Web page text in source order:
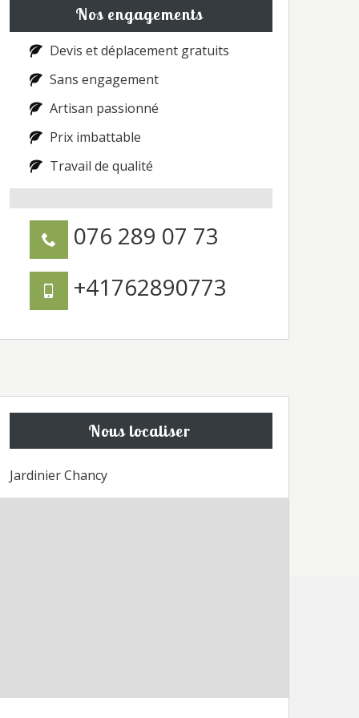
Nos engagements
Devis et déplacement gratuits
Sans engagement
Artisan passionné
Prix imbattable
Travail de qualité
076 289 07 73
+41762890773
Nous localiser
Jardinier Chancy